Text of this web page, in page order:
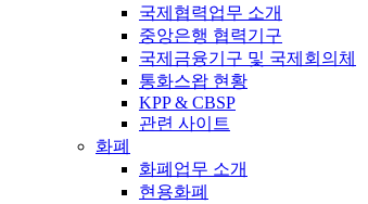
국제협력업무 소개
중앙은행 협력기구
국제금융기구 및 국제회의체
통화스왑 현황
KPP & CBSP
관련 사이트
화폐
화폐업무 소개
현용화폐